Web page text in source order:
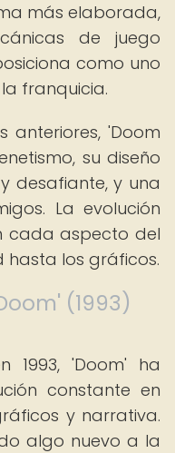
más elaborada,
de juego
como uno
franquicia.
'Doom
su diseño
desafiante, y una
La evolución
cada aspecto del
hasta los gráficos.
(1993)
1993, 'Doom' ha
constante en
y narrativa.
algo nuevo a la